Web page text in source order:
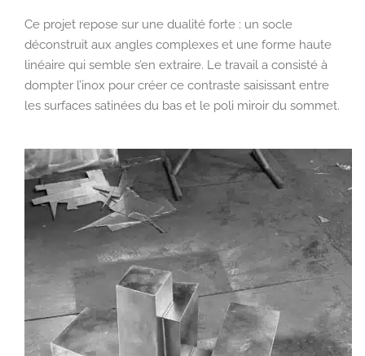
Ce projet repose sur une dualité forte : un socle
déconstruit aux angles complexes et une forme haute
linéaire qui semble s’en extraire. Le travail a consisté à
dompter l’inox pour créer ce contraste saisissant entre
les surfaces satinées du bas et le poli miroir du sommet.